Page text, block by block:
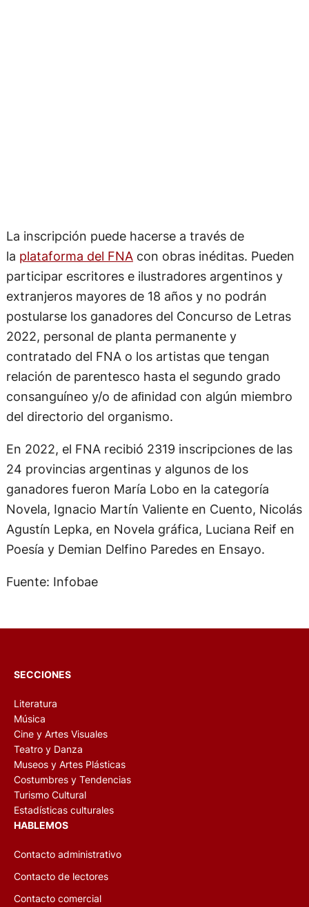
La inscripción puede hacerse a través de
la plataforma del FNAcon obras inéditas. Pueden
participar escritores e ilustradores argentinos y
extranjeros mayores de 18 años y no podrán
postularse los ganadores del Concurso de Letras
2022, personal de planta permanente y
contratado del FNA o los artistas que tengan
relación de parentesco hasta el segundo grado
consanguíneo y/o de aﬁnidad con algún miembro
del directorio del organismo.
En 2022, el FNA recibió 2319 inscripciones de las
24 provincias argentinas y algunos de los
ganadores fueron María Lobo en la categoría
Novela, Ignacio Martín Valiente en Cuento, Nicolás
Agustín Lepka, en Novela gráfica, Luciana Reif en
Poesía y Demian Delfino Paredes en Ensayo.
Fuente: Infobae
SECCIONES
Literatura
Música
Cine y Artes Visuales
Teatro y Danza
Museos y Artes Plásticas
Costumbres y Tendencias
Turismo Cultural
Estadísticas culturales
HABLEMOS
Contacto administrativo
Contacto de lectores
Contacto comercial